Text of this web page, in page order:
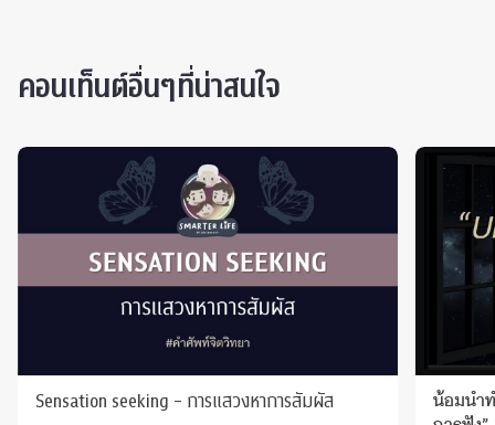
คอนเท็นต์อื่นๆที่น่าสนใจ
Sensation seeking - การแสวงหาการสัมผัส
น้อมนำ